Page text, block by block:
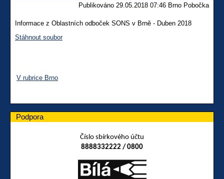
Publikováno 29.05.2018 07:46 Brno Pobočka
Informace z Oblastních odboček SONS v Brně - Duben 2018
Stáhnout soubor
V rubrice Brno
Podpora
Číslo sbírkového účtu
8888332222 / 0800